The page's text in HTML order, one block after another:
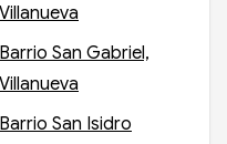
Villanueva
Barrio San Gabriel,
Villanueva
Barrio San Isidro